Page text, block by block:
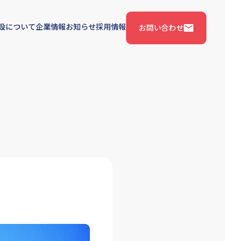
について企業情報お知らせ採用情報 お問い合わせ